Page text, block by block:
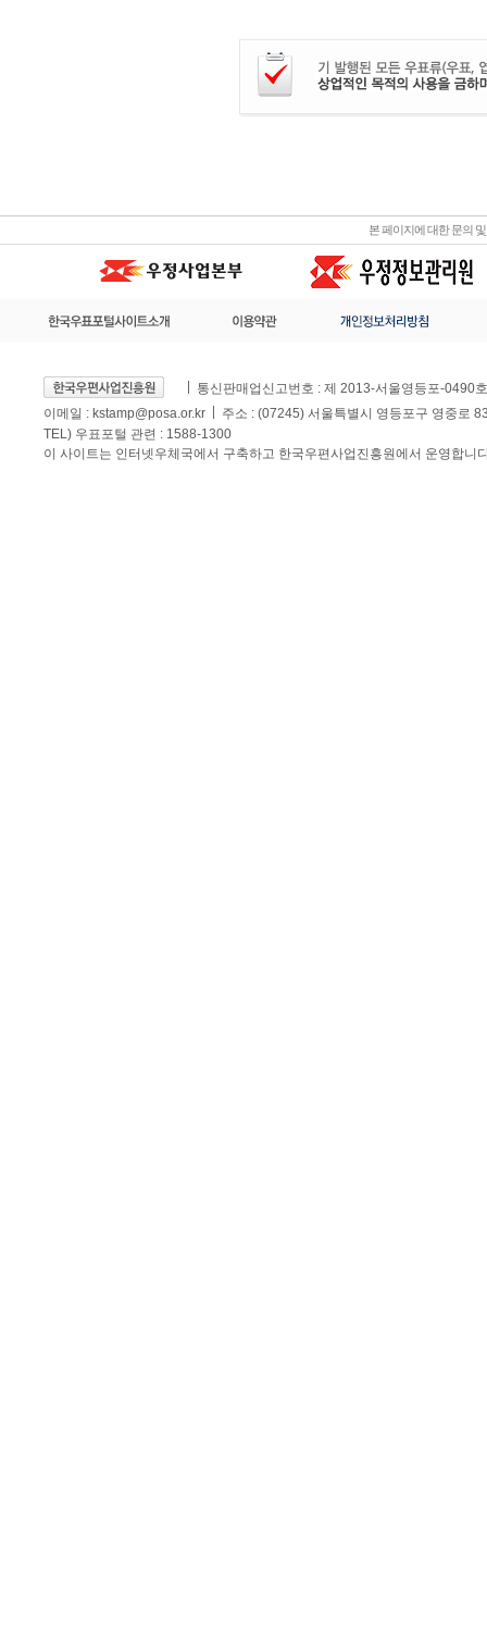
본 페이지에 대한 문의
통신판매업신고번호 : 제 2013-서울영등포-0490호
이메일 : kstamp@posa.or.kr
주소 : (07245) 서울특별시 영등포구 영중로
TEL) 우표포털 관련 : 1588-1300
이 사이트는 인터넷우체국에서 구축하고 한국우편사업진흥원에서 운영합니